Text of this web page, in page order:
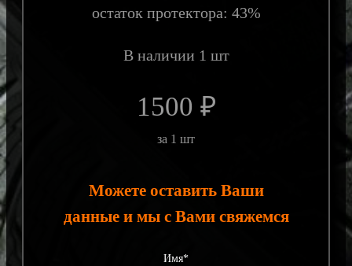
остаток протектора: 43%
В наличии 1 шт
1500 ₽
за 1 шт
Можете оставить Ваши
данные и мы с Вами свяжемся
Имя*